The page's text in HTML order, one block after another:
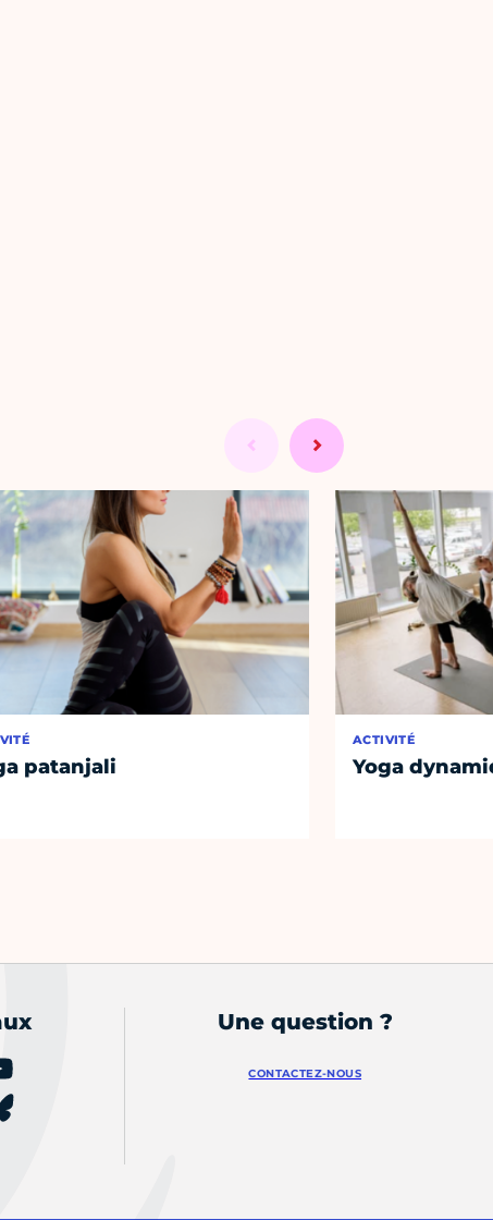
patanjali
ACTIVITÉ
Yoga
Une question ?
CONTACTEZ-NOUS